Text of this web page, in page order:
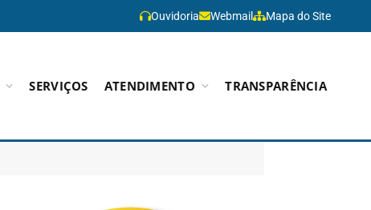
Ouvidoria Webmail Mapa do Site
SERVIÇOS ATENDIMENTO TRANSPARÊNCIA